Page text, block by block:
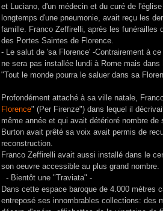
et Luciano, d'un médecin et du curé de
longtemps d'une pneumonie, avait reçu les
famille. Franco Zeffirelli, après les funérailles
des Portes Saintes de Florence.
- Le salut de 'sa Florence' -Contrairement à
ne sera pas installée lundi à Rome mais
"Tout le monde pourra le saluer dans sa
Profondément attaché à sa ville natale,
Florence" (Per Firenze") dans lequel il
même année et qui avait détérioré nombre
Burton avait prêté sa voix avait permis de
reconstruction.
Franco Zeffirelli avait aussi installé dans le
son oeuvre accessible au plus grand nombre.
- Bientôt une "Traviata" -
Dans cette espace baroque de 4.000
entreposé ses innombrables collections: des